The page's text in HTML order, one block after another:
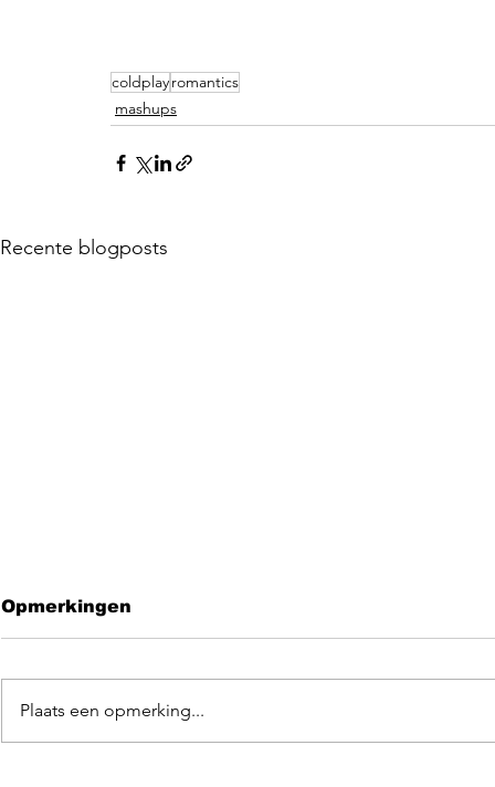
coldplayromantics
mashups
Recente blogposts
Leave
Opmerkingen
Plaats een opmerking...